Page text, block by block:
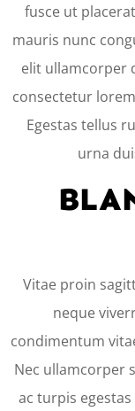
fusce ut
mauris nunc
elit ullamcorper
consectetur
Egestas tellus
urna
Vitae proin
neque
condimentum
Nec ullamcorper
ac turpis